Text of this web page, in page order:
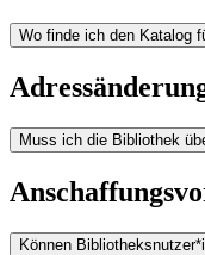
Wo finde ich den Katalog
Muss ich die Bibliothek
Können